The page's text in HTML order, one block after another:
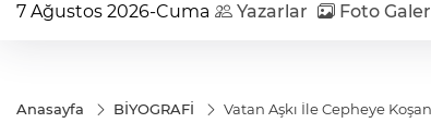
7 Ağustos 2026-Cuma Yazarlar Foto
Anasayfa BİYOGRAFİ